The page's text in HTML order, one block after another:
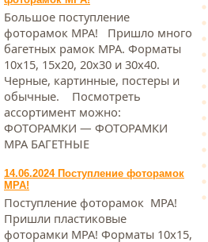
Большое поступление
фоторамок МРА! Пришло много
багетных рамок МРА. Форматы
10х15, 15х20, 20х30 и 30х40.
Черные, картинные, постеры и
обычные. Посмотреть
ассортимент можно:
ФОТОРАМКИ — ФОТОРАМКИ
МРА БАГЕТНЫЕ
14.06.2024 Поступление фоторамок
МРА!
Поступление фоторамок МРА!
Пришли пластиковые
фоторамки МРА! Форматы 10х15,